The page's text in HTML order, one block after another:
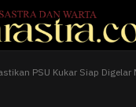
PSU Kukar Siap Digelar Meski